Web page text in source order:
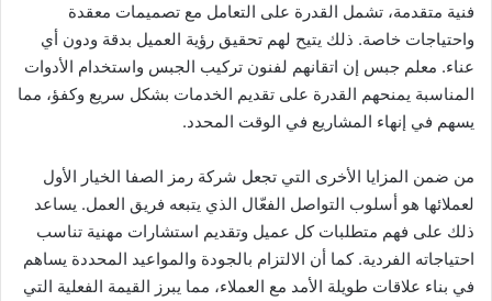
فنية متقدمة، تشمل القدرة على التعامل مع تصميمات معقدة
واحتياجات خاصة. ذلك يتيح لهم تحقيق رؤية العميل بدقة ودون أي
عناء. معلم جبس إن اتقانهم لفنون تركيب الجبس واستخدام الأدوات
المناسبة يمنحهم القدرة على تقديم الخدمات بشكل سريع وكفؤ، مما
يسهم في إنهاء المشاريع في الوقت المحدد.
من ضمن المزايا الأخرى التي تجعل شركة رمز الصفا الخيار الأول
لعملائها هو أسلوب التواصل الفعّال الذي يتبعه فريق العمل. يساعد
ذلك على فهم متطلبات كل عميل وتقديم استشارات مهنية تناسب
احتياجاته الفردية. كما أن الالتزام بالجودة والمواعيد المحددة يساهم
في بناء علاقات طويلة الأمد مع العملاء، مما يبرز القيمة الفعلية التي